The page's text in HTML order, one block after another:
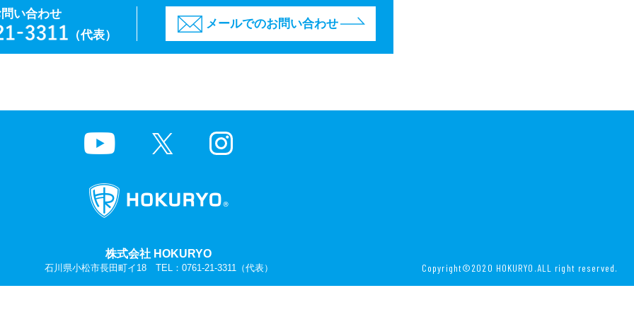
い合わせ
（代表）
メールでのお問い合わせ
株式会社 HOKURYO
石川県小松市長田町イ18 TEL： 0761-21-3311（代表） Copyright©2020 HOKURYO.ALL right reserved.